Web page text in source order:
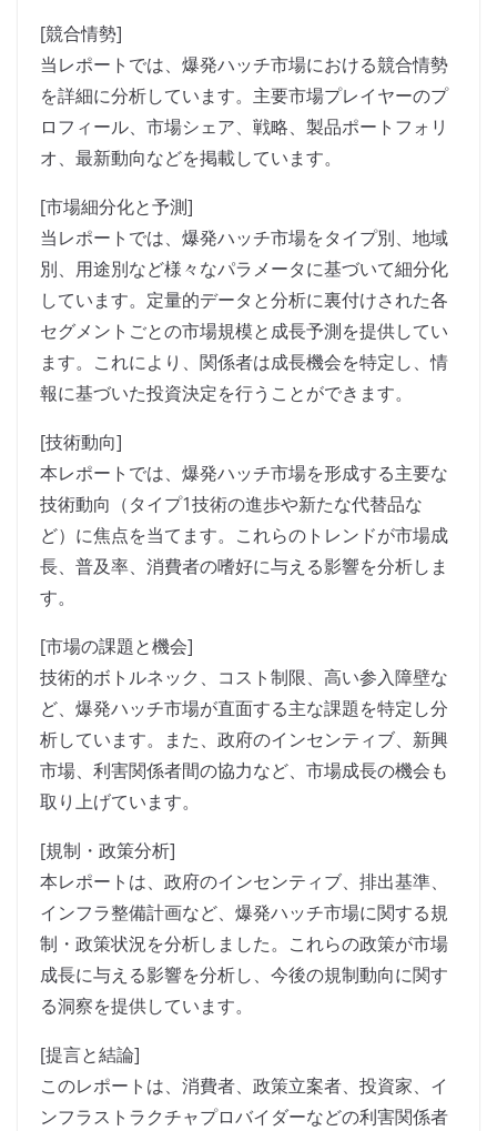
[競合情勢]
当レポートでは、爆発ハッチ市場における競合情勢
を詳細に分析しています。主要市場プレイヤーのプ
ロフィール、市場シェア、戦略、製品ポートフォリ
オ、最新動向などを掲載しています。
[市場細分化と予測]
当レポートでは、爆発ハッチ市場をタイプ別、地域
別、用途別など様々なパラメータに基づいて細分化
しています。定量的データと分析に裏付けされた各
セグメントごとの市場規模と成長予測を提供してい
ます。これにより、関係者は成長機会を特定し、情
報に基づいた投資決定を行うことができます。
[技術動向]
本レポートでは、爆発ハッチ市場を形成する主要な
技術動向（タイプ1技術の進歩や新たな代替品な
ど）に焦点を当てます。これらのトレンドが市場成
長、普及率、消費者の嗜好に与える影響を分析しま
す。
[市場の課題と機会]
技術的ボトルネック、コスト制限、高い参入障壁な
ど、爆発ハッチ市場が直面する主な課題を特定し分
析しています。また、政府のインセンティブ、新興
市場、利害関係者間の協力など、市場成長の機会も
取り上げています。
[規制・政策分析]
本レポートは、政府のインセンティブ、排出基準、
インフラ整備計画など、爆発ハッチ市場に関する規
制・政策状況を分析しました。これらの政策が市場
成長に与える影響を分析し、今後の規制動向に関す
る洞察を提供しています。
[提言と結論]
このレポートは、消費者、政策立案者、投資家、イ
ンフラストラクチャプロバイダーなどの利害関係者